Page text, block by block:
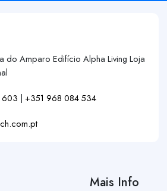
do Amparo Edifício Alpha Living Loja
603 | +351 968 084 534
Mais Info